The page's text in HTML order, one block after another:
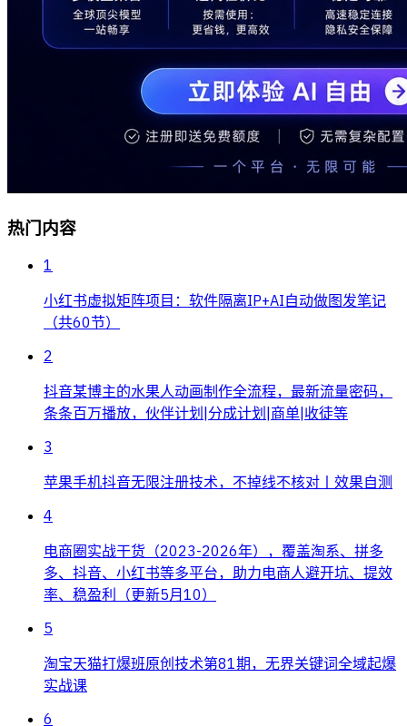
热门内容
1
小红书虚拟矩阵项目：软件隔离IP+AI自动做图发笔记
（共60节）
2
抖音某博主的水果人动画制作全流程，最新流量密码，
条条百万播放，伙伴计划|分成计划|商单|收徒等
3
苹果手机抖音无限注册技术，不掉线不核对丨效果自测
4
电商圈实战干货（2023-2026年），覆盖淘系、拼多
多、抖音、小红书等多平台，助力电商人避开坑、提效
率、稳盈利（更新5月10）
5
淘宝天猫打爆班原创技术第81期，无界关键词全域起爆
实战课
6